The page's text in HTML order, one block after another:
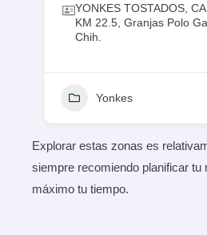
YONKES TOSTADOS,
KM 22.5, Granjas Polo
Chih.
Yonkes
Explorar estas zonas es
siempre recomiendo planificar tu
máximo tu tiempo.